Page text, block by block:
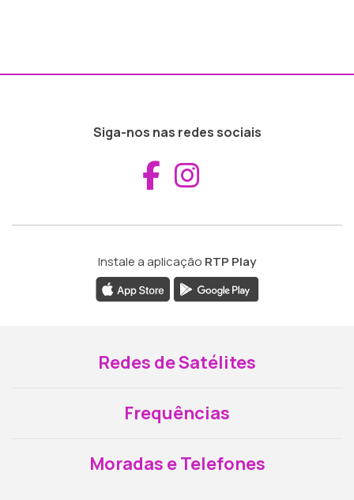
Siga-nos nas redes sociais
Aceder ao
Instale a aplicação RTP Play
Redes de Satélites
Frequências
Moradas e Telefones